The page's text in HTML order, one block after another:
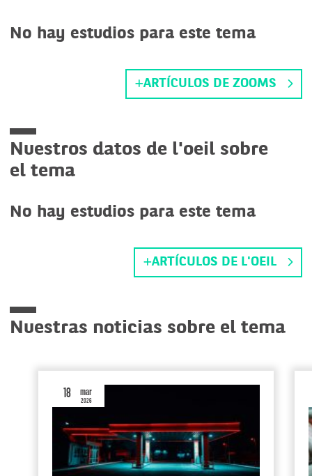
No hay estudios para este tema
ARTÍCULOS DE ZOOMS
Nuestros datos de l'oeil sobre
el tema
No hay estudios para este tema
ARTÍCULOS DE L'OEIL
Nuestras noticias sobre el tema
18 mar
2026